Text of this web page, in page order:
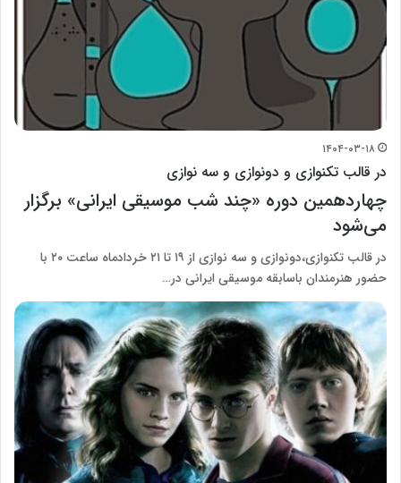
۱۴۰۴-۰۳-۱۸
در قالب تکنوازی و دونوازی و سه نوازی
چهاردهمین دوره «چند شب موسیقی ایرانی» برگزار
می‌شود
در قالب تکنوازی،دونوازی و سه نوازی از ۱۹ تا ۲۱ خردادماه ساعت ۲۰ با
حضور هنرمندان باسابقه موسیقی ایرانی در…